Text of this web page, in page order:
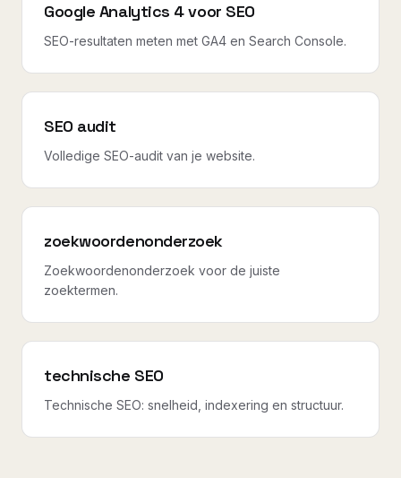
Google Analytics 4 voor SEO
SEO-resultaten meten met GA4 en Search Console.
SEO audit
Volledige SEO-audit van je website.
zoekwoordenonderzoek
Zoekwoordenonderzoek voor de juiste
zoektermen.
technische SEO
Technische SEO: snelheid, indexering en structuur.